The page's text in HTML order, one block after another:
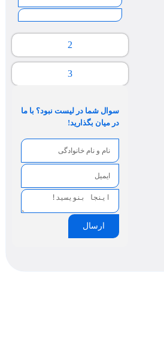
2
3
سوال شما در لیست نبود؟ با ما
در میان بگذارید!
ارسال